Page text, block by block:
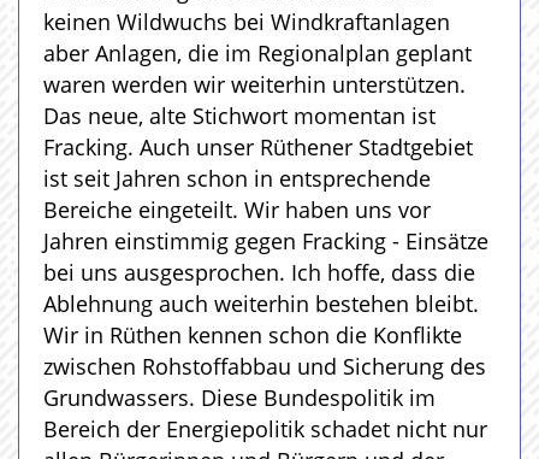
keinen Wildwuchs bei Windkraftanlagen
aber Anlagen, die im Regionalplan geplant
waren werden wir weiterhin unterstützen.
Das neue, alte Stichwort momentan ist
Fracking. Auch unser Rüthener Stadtgebiet
ist seit Jahren schon in entsprechende
Bereiche eingeteilt. Wir haben uns vor
Jahren einstimmig gegen Fracking - Einsätze
bei uns ausgesprochen. Ich hoffe, dass die
Ablehnung auch weiterhin bestehen bleibt.
Wir in Rüthen kennen schon die Konflikte
zwischen Rohstoffabbau und Sicherung des
Grundwassers. Diese Bundespolitik im
Bereich der Energiepolitik schadet nicht nur